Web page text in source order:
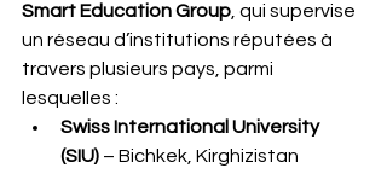
Smart Education Group , qui supervise
un réseau d’institutions réputées à
travers plusieurs pays, parmi
lesquelles :
Swiss International University
(SIU) – Bichkek, Kirghizistan